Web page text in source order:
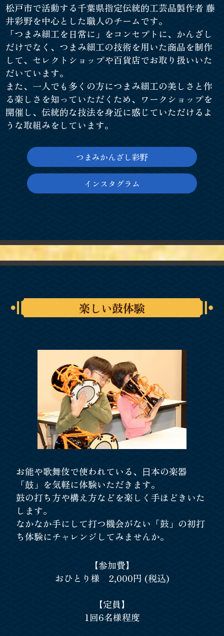
松戸市で活動する千葉県指定伝統的工芸品製作者 藤
井彩野を中心とした職人のチームです。
「つまみ細工を日常に」をコンセプトに、かんざし
だけでなく、つまみ細工の技術を用いた商品を制作
して、セレクトショップや百貨店でお取り扱いいた
だいています。
また、一人でも多くの方につまみ細工の美しさと作
る楽しさを知っていただくため、ワークショップを
開催し、伝統的な技法を身近に感じていただけるよ
うな取組みをしています。
つまみかんざし彩野
インスタグラム
楽しい鼓体験
お能や歌舞伎で使われている、⽇本の楽器
「⿎」を気軽に体験いただきます。
鼓の打ち方や構え方などを楽しく手ほどきいた
します。
なかなか手にして打つ機会がない「鼓」の初打
ち体験にチャレンジしてみませんか。
【参加費】
おひとり様 2,000円 (税込)
【定員】
1回6名様程度